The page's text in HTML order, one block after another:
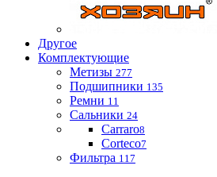
Другое
Комплектующие
Метизы 277
Подшипники 135
Ремни 11
Сальники 24
Carraro8
Corteco7
Фильтра 117